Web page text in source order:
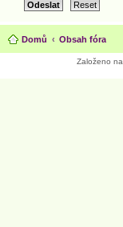
Domů Obsah fóra
Založeno na